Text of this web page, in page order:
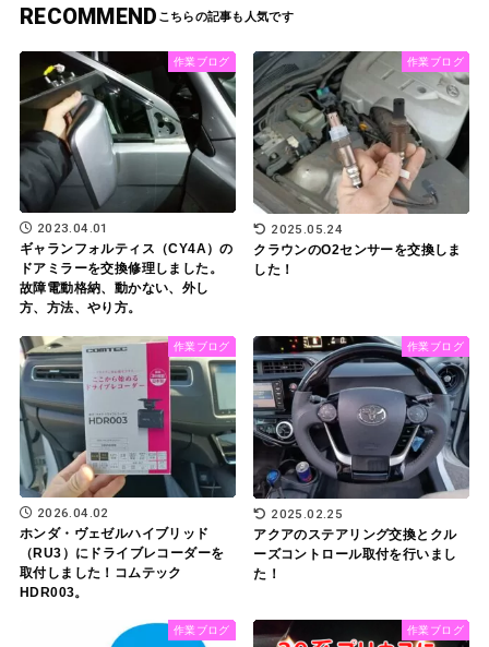
RECOMMEND
作業ブログ
2023.04.01
ギャランフォルティス（CY4A）の
ドアミラーを交換修理しました。
故障電動格納、動かない、外し
方、方法、やり方。
作業ブログ
2025.05.24
クラウンのO2センサーを交換しま
した！
作業ブログ
2026.04.02
ホンダ・ヴェゼルハイブリッド
（RU3）にドライブレコーダーを
取付しました！コムテック
HDR003。
作業ブログ
2025.02.25
アクアのステアリング交換とクル
ーズコントロール取付を行いまし
た！
作業ブログ 作業ブログ